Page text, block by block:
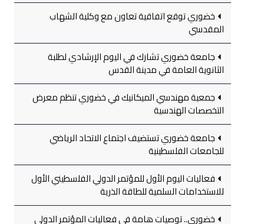
خضوري توقع اتفاقية تعاون مع وكلية الشهاب
المقدسي
جامعة خضوري تشارك في اليوم الإرشادي لطلبة
الثانوية العامة في مدينة القدس
جمعية مهندسي الميكانيك في خضوري تنظم معرض
التخصصات الهندسية
جامعة خضوري تستضيف اجتماع الاتحاد الرياضي
للجامعات الفلسطينية
فعاليات اليوم الأول للمؤتمر الدولي الفلسطيني الأول
للاستخدامات السلمية للطاقة الذرية
خضوري.. توصيات هامة في فعاليات المؤتمر الدولي